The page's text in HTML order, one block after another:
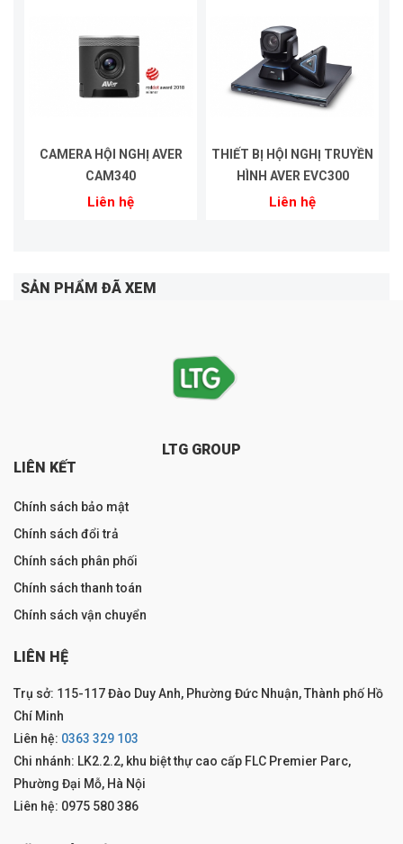
CAMERA HỘI NGHỊ AVER
CAM340
Liên hệ
THIẾT BỊ HỘI NGHỊ TRUYỀN
HÌNH AVER EVC300
Liên hệ
SẢN PHẨM ĐÃ XEM
LTG GROUP
LIÊN KẾT
Chính sách bảo mật
Chính sách đổi trả
Chính sách phân phối
Chính sách thanh toán
Chính sách vận chuyển
LIÊN HỆ
Trụ sở: 115-117 Đào Duy Anh, Phường Đức Nhuận, Thành phố Hồ
Chí Minh
Liên hệ: 0363 329 103
Chi nhánh: LK2.2.2, khu biệt thự cao cấp FLC Premier Parc,
Phường Đại Mỗ, Hà Nội
Liên hệ: 0975 580 386